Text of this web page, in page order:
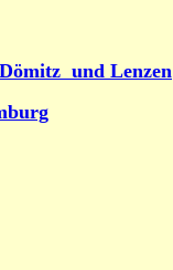
und Lenzen